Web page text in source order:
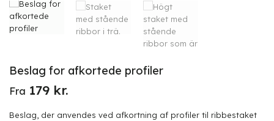
Beslag for afkortede profiler
Fra 179 kr.
Beslag, der anvendes ved afkortning af profiler til ribbestaket